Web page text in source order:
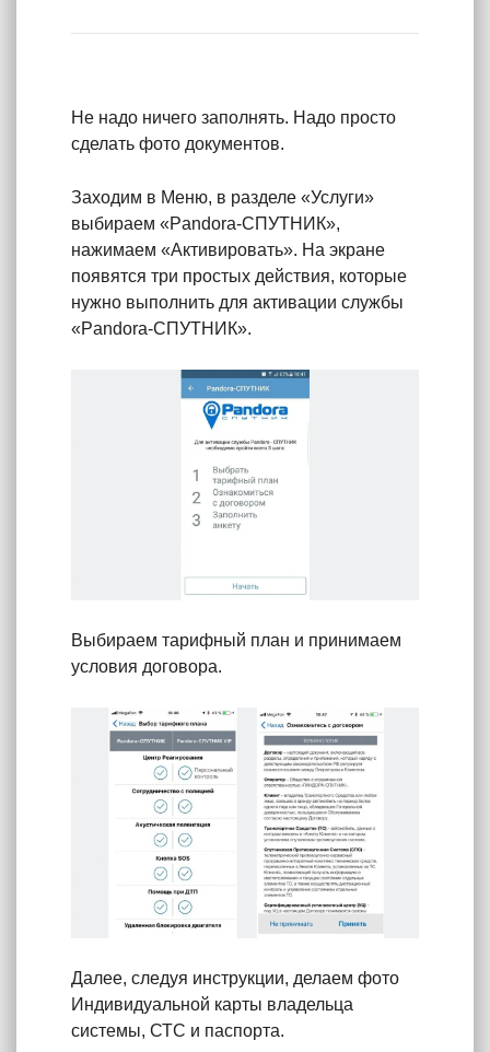
Не надо ничего заполнять. Надо просто
сделать фото документов.
Заходим в Меню, в разделе «Услуги»
выбираем «Pandora-СПУТНИК»,
нажимаем «Активировать». На экране
появятся три простых действия, которые
нужно выполнить для активации службы
«Pandora-СПУТНИК».
Выбираем тарифный план и принимаем
условия договора.
Далее, следуя инструкции, делаем фото
Индивидуальной карты владельца
системы, СТС и паспорта.